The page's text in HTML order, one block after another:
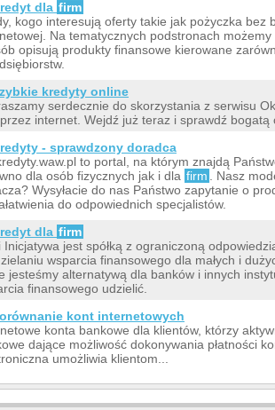
dla firm
kogo interesują oferty takie jak pożyczka
Na tematycznych podstronach
opisują produkty finansowe kierowane
kredyty online
serdecznie do skorzystania z serwisu
internet. Wejdź już teraz i sprawdź bogatą
- sprawdzony doradca
to portal, na którym znajdą
dla osób fizycznych jak i dla firm
. Nasz
Wysyłacie do nas Państwo zapytanie o
do odpowiednich specjalistów.
dla firm
Inicjatywa jest spółką z ograniczoną
wsparcia finansowego dla małych i
jesteśmy alternatywą dla banków i innych
finansowego udzielić.
kont internetowych
konta bankowe dla klientów, którzy
dające możliwość dokonywania płatności
umożliwia klientom...